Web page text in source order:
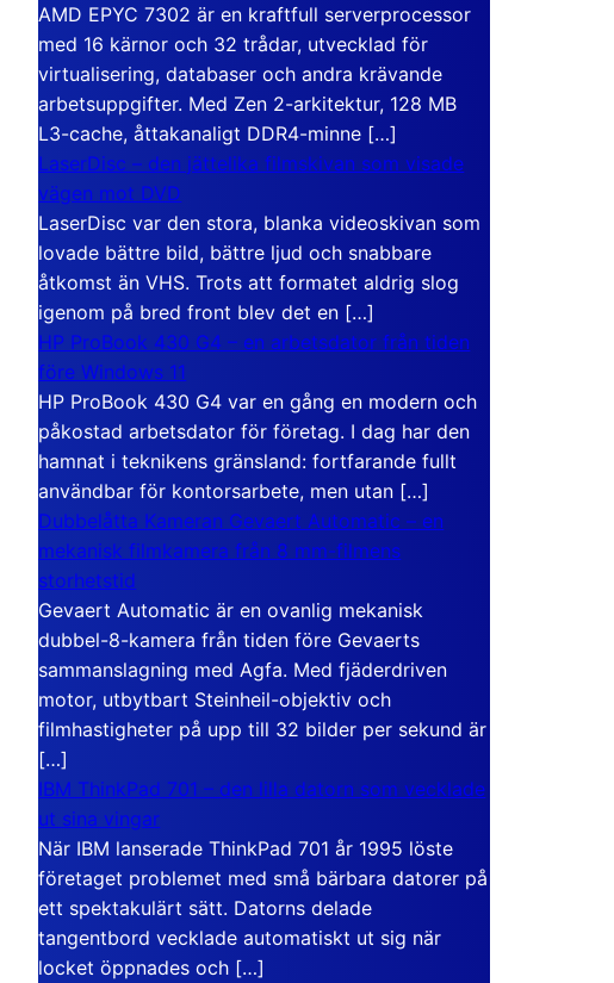
AMD EPYC 7302 är en kraftfull serverprocessor
med 16 kärnor och 32 trådar, utvecklad för
virtualisering, databaser och andra krävande
arbetsuppgifter. Med Zen 2-arkitektur, 128 MB
L3-cache, åttakanaligt DDR4-minne […]
LaserDisc – den jättelika filmskivan som visade
vägen mot DVD
LaserDisc var den stora, blanka videoskivan som
lovade bättre bild, bättre ljud och snabbare
åtkomst än VHS. Trots att formatet aldrig slog
igenom på bred front blev det en […]
HP ProBook 430 G4 – en arbetsdator från tiden
före Windows 11
HP ProBook 430 G4 var en gång en modern och
påkostad arbetsdator för företag. I dag har den
hamnat i teknikens gränsland: fortfarande fullt
användbar för kontorsarbete, men utan […]
Dubbelåtta Kameran Gevaert Automatic – en
mekanisk filmkamera från 8 mm-filmens
storhetstid
Gevaert Automatic är en ovanlig mekanisk
dubbel-8-kamera från tiden före Gevaerts
sammanslagning med Agfa. Med fjäderdriven
motor, utbytbart Steinheil-objektiv och
filmhastigheter på upp till 32 bilder per sekund är
[…]
IBM ThinkPad 701 – den lilla datorn som vecklade
ut sina vingar
När IBM lanserade ThinkPad 701 år 1995 löste
företaget problemet med små bärbara datorer på
ett spektakulärt sätt. Datorns delade
tangentbord vecklade automatiskt ut sig när
locket öppnades och […]